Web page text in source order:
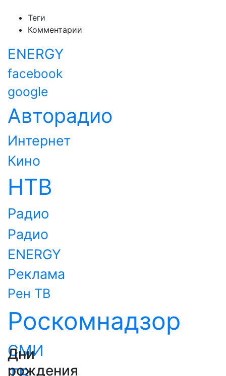
Теги
Комментарии
ENERGY
facebook
google
Авторадио
Интернет
Кино
НТВ
Радио
Радио
ENERGY
Реклама
Рен ТВ
Роскомнадзор
СМИ
Дни
рождения